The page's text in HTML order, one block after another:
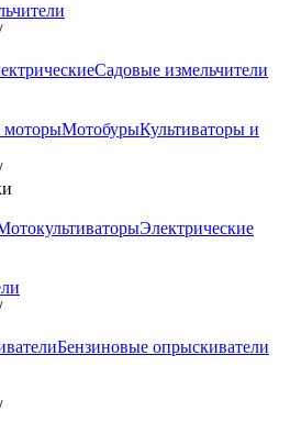
Садовые измельчители
моторыМотобурыКультиваторы и
Электрические
Бензиновые опрыскиватели